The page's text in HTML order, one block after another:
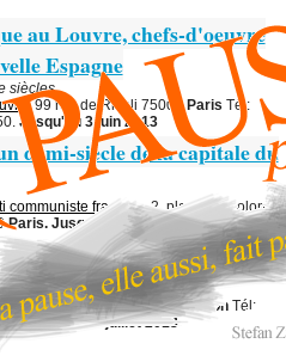
au Louvre, chefs-d'oeuvre
Espagne
siècles
, 99 rue de Rivoli 75001 Paris Tél:
Jusqu'au 3 juin 2013
demi-siècle de la capitale du
communiste français, 2, place du Colonel
Paris. Jusqu'au 15 juin 2013
photographies
, 10 bis rue de Cuire 69004LyonTél:
Jusqu'au 13 juillet 2013